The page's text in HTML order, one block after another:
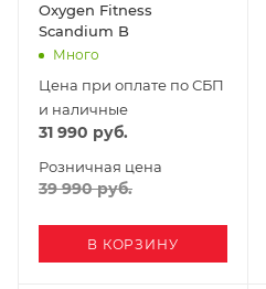
Oxygen Fitness
Scandium B
Много
Цена при оплате по СБП
и наличные
31 990 руб.
Розничная цена
39 990руб.
В КОРЗИНУ